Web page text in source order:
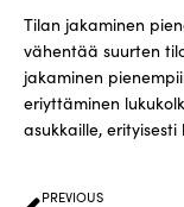
Tilan jakaminen
vähentää suurten
jakaminen
eriyttäminen
asukkaille, erityisesti
PREVIOUS